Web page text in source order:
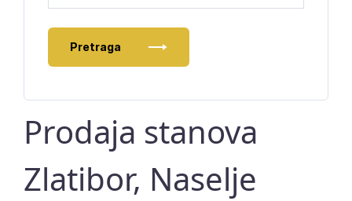
Pretraga
Prodaja stanova
Zlatibor, Naselje